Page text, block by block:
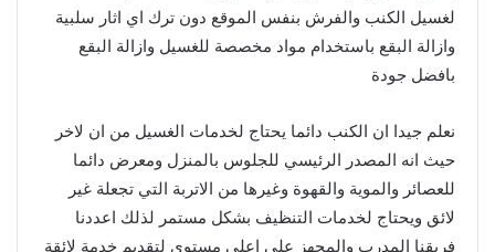
لغسيل الكنب والفرش بنفس الموقع دون ترك اي اثار سلبية
وازالة البقع باستخدام مواد مخصصة للغسيل وازالة البقع
بافضل جودة
نعلم جيدا ان الكنب دائما يحتاج لخدمات الغسيل من ان لاخر
حيث انه المصدر الرئيسي للجلوس بالمنزل ومعرض دائما
للعصائر والموية والقهوة وغيرها من الاتربة التي تجعلة غير
لائق ويحتاج لخدمات التنظيف بشكل مستمر لذلك اعددنا
فريقنا المدرب والمجهز علي اعلي مستوي لتقديم خدمة لائقة